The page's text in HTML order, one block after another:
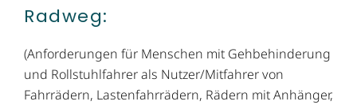
Radweg:
(Anforderungen für Menschen mit Gehbehinderung
und Rollstuhlfahrer als Nutzer/Mitfahrer von
Fahrrädern, Lastenfahrrädern, Rädern mit Anhänger,